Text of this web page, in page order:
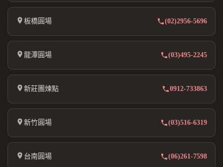
板橋圓場 (02)2956-5696
龍潭圓場 (03)495-2245
新莊團煉點 0912-733863
新竹圓場 (03)516-6319
台南圓場 (06)261-7598